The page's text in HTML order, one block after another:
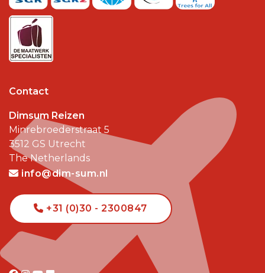
Contact
Dimsum Reizen
Minrebroederstraat 5
3512 GS Utrecht
The Netherlands
info@dim-sum.nl
+31 (0)30 - 2300847